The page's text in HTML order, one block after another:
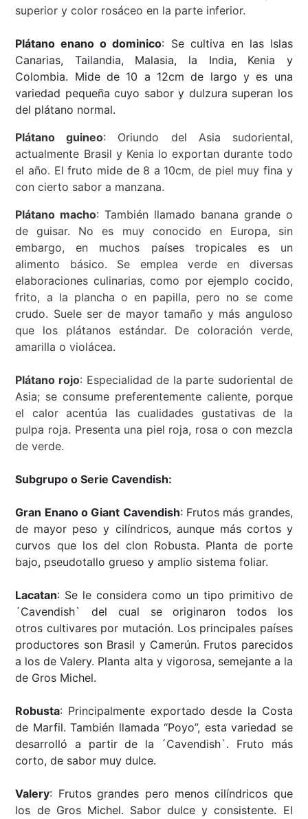
superior y color rosáceo en la parte inferior.
Plátano enano o dominico: Se cultiva en las Islas
Canarias, Tailandia, Malasia, la India, Kenia y
Colombia. Mide de 10 a 12cm de largo y es una
variedad pequeña cuyo sabor y dulzura superan los
del plátano normal.
Plátano guineo: Oriundo del Asia sudoriental,
actualmente Brasil y Kenia lo exportan durante todo
el año. El fruto mide de 8 a 10cm, de piel muy fina y
con cierto sabor a manzana.
Plátano macho: También llamado banana grande o
de guisar. No es muy conocido en Europa, sin
embargo, en muchos países tropicales es un
alimento básico. Se emplea verde en diversas
elaboraciones culinarias, como por ejemplo cocido,
frito, a la plancha o en papilla, pero no se come
crudo. Suele ser de mayor tamaño y más anguloso
que los plátanos estándar. De coloración verde,
amarilla o violácea.
Plátano rojo: Especialidad de la parte sudoriental de
Asia; se consume preferentemente caliente, porque
el calor acentúa las cualidades gustativas de la
pulpa roja. Presenta una piel roja, rosa o con mezcla
de verde.
Subgrupo o Serie Cavendish:
Gran Enano o Giant Cavendish: Frutos más grandes,
de mayor peso y cilíndricos, aunque más cortos y
curvos que los del clon Robusta. Planta de porte
bajo, pseudotallo grueso y amplio sistema foliar.
Lacatan: Se le considera como un tipo primitivo de
´Cavendish` del cual se originaron todos los
otros cultivares por mutación. Los principales países
productores son Brasil y Camerún. Frutos parecidos
a los de Valery. Planta alta y vigorosa, semejante a la
de Gros Michel.
Robusta: Principalmente exportado desde la Costa
de Marfil. También llamada “Poyo”, esta variedad se
desarrolló a partir de la ´Cavendish`. Fruto más
corto, de sabor muy dulce.
Valery: Frutos grandes pero menos cilíndricos que
los de Gros Michel. Sabor dulce y consistente. El